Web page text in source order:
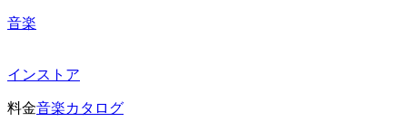
音楽
インストア
料金音楽カタログ